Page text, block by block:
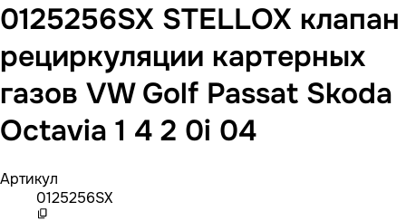
0125256SX STELLOX клапан
рециркуляции картерных
газов VW Golf Passat Skoda
Octavia 1 4 2 0i 04
Артикул
0125256SX